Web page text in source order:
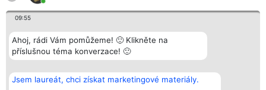
09:55
Ahoj, rádi Vám pomůžeme! 🙂 Klikněte na
příslušnou téma konverzace! 🙂
Jsem laureát, chci získat marketingové materiály.
Bright Side Solutions sp. z o.
o. sp. k.
Vítězové
Seznam všech
Kontakt